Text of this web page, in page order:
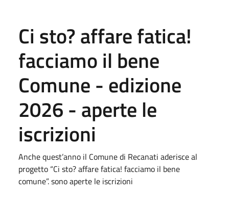
Ci sto? affare fatica!
facciamo il bene
Comune - edizione
2026 - aperte le
iscrizioni
Anche quest’anno il Comune di Recanati aderisce al
progetto “Ci sto? affare fatica! facciamo il bene
comune”. sono aperte le iscrizioni